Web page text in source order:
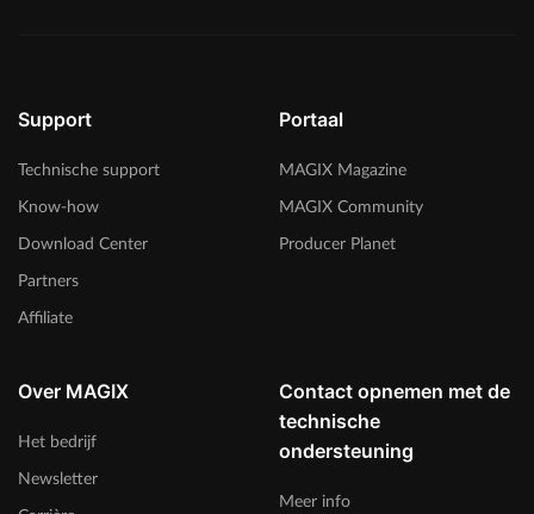
Support
Technische support
Know-how
Download Center
Partners
Affiliate
Portaal
MAGIX Magazine
MAGIX Community
Producer Planet
Over MAGIX
Het bedrijf
Newsletter
Contact opnemen met de
technische
ondersteuning
Meer info